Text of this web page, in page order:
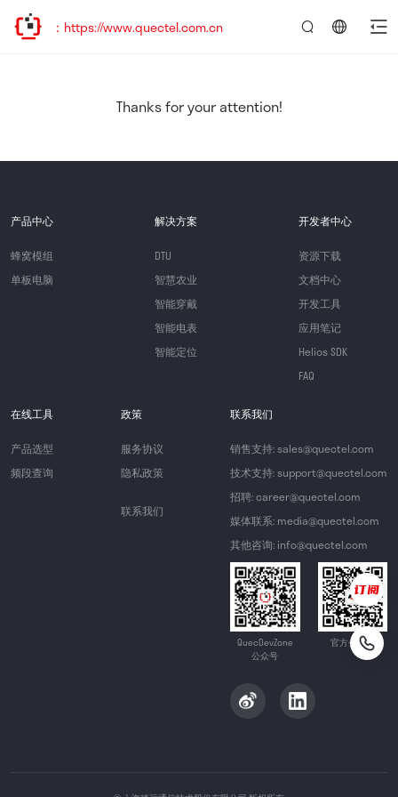
问新址：https://www.quectel.com.cn
Thanks for your attention!
产品中心
蜂窝模组
单板电脑
解决方案
DTU
智慧农业
智能穿戴
智能电表
智能定位
开发者中心
资源下载
文档中心
开发工具
应用笔记
Helios SDK
FAQ
在线工具
产品选型
频段查询
政策
服务协议
隐私政策
联系我们
联系我们
销售支持: sales@quectel.com
技术支持: support@quectel.com
招聘: career@quectel.com
媒体联系: media@quectel.com
其他咨询: info@quectel.com
QuecDevZone
公众号
官方公众号